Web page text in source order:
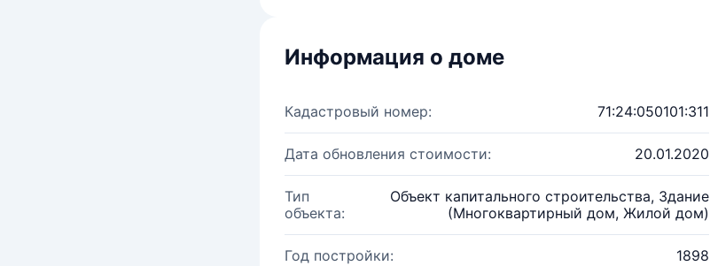
Информация о доме
Кадастровый номер: 71:24:050101:311
Дата обновления стоимости: 20.01.2020
Тип
объекта:
Объект капитального строительства, Здание
(Многоквартирный дом, Жилой дом)
Год постройки: 1898